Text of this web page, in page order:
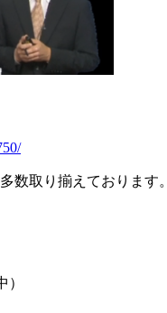
数取り揃えております。